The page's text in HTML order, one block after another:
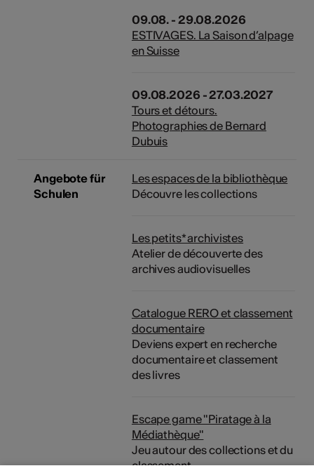
09.08. - 29.08.2026
ESTIVAGES. La Saison d’alpage
en Suisse
09.08.2026 - 27.03.2027
Tours et détours.
Photographies de Bernard
Dubuis
Angebote für
Schulen
Les espaces de la bibliothèque
Découvre les collections
Les petits* archivistes
Atelier de découverte des
archives audiovisuelles
Catalogue RERO et classement
documentaire
Deviens expert en recherche
documentaire et classement
des livres
Escape game "Piratage à la
Médiathèque"
Jeu autour des collections et du
classement